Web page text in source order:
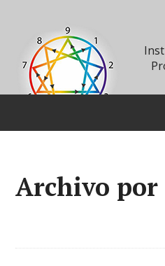
Archivo